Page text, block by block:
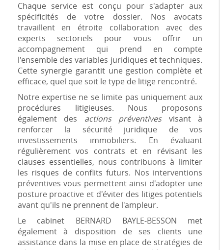
Chaque service est conçu pour s'adapter aux
spécificités de votre dossier. Nos avocats
travaillent en étroite collaboration avec des
experts sectoriels pour vous offrir un
accompagnement qui prend en compte
l'ensemble des variables juridiques et techniques.
Cette synergie garantit une gestion complète et
efficace, quel que soit le type de litige rencontré.
Notre expertise ne se limite pas uniquement aux
procédures litigieuses. Nous proposons
également des actions préventivesvisant à
renforcer la sécurité juridique de vos
investissements immobiliers. En évaluant
régulièrement vos contrats et en révisant les
clauses essentielles, nous contribuons à limiter
les risques de conflits futurs. Nos interventions
préventives vous permettent ainsi d'adopter une
posture proactive et d'éviter des litiges potentiels
avant qu'ils ne prennent de l'ampleur.
Le cabinet BERNARD BAYLE-BESSON met
également à disposition de ses clients une
assistance dans la mise en place de stratégies de